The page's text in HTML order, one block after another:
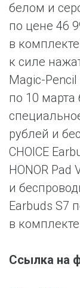
белом и
по цене 46
в
к силе
Magic-
по 10 марта
рублей и
CHOICE
HONOR Pad
и
Earbuds S7
в
Ссылка на